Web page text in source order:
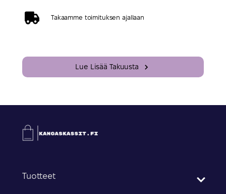
Takaamme toimituksen ajallaan
Lue Lisää Takuusta
Tuotteet